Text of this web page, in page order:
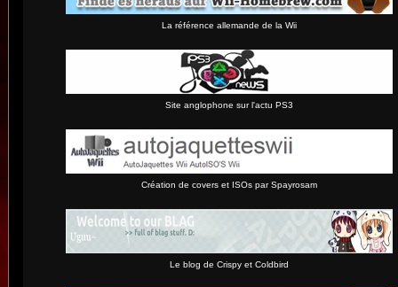
La référence allemande de la Wii
Site anglophone sur l'actu PS3
Création de covers et ISOs par Spayrosam
Le blog de Crispy et Coldbird